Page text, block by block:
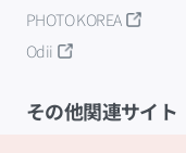
PHOTO KOREA
Odii
その他関連サイト